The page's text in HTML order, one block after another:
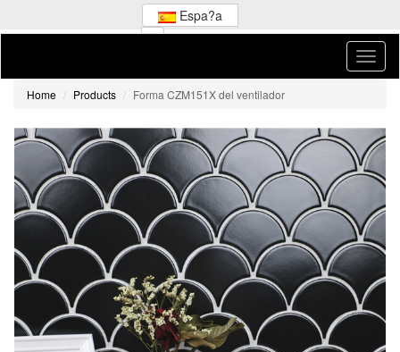
Espa?a
Home Products Forma CZM151X del ventilador